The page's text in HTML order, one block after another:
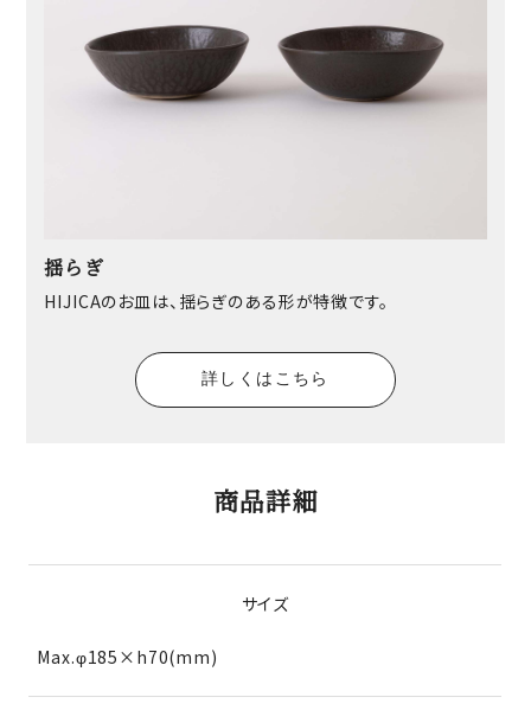
揺らぎ
HIJICAのお皿は、揺らぎのある形が特徴です。
詳しくはこちら
商品詳細
サイズ
Max.φ185×h70(mm)